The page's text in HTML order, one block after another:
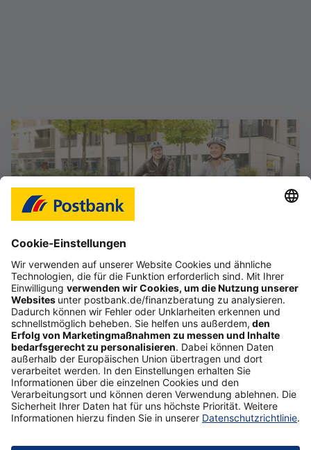
Das Gefühl, im Job frei zu sein
Starte deine selbstständige Karriere im Vertrieb,
auch als Quereinsteiger (d/m/w).